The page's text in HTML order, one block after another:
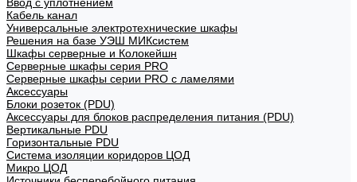
Кабель канал
Универсальные электротехнические шкафы
Решения на базе УЭШ МИКсистем
Шкафы серверные и Колокейшн
Серверные шкафы серия PRO
Серверные шкафы серии PRO с ламелями
Аксессуары
Блоки розеток (PDU)
Аксессуары для блоков распределения питания (PDU)
Вертикальные PDU
Горизонтальные PDU
Система изоляции коридоров ЦОД
Микро ЦОД